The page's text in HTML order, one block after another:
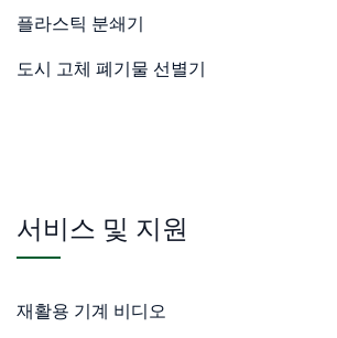
플라스틱 분쇄기
도시 고체 폐기물 선별기
서비스 및 지원
재활용 기계 비디오